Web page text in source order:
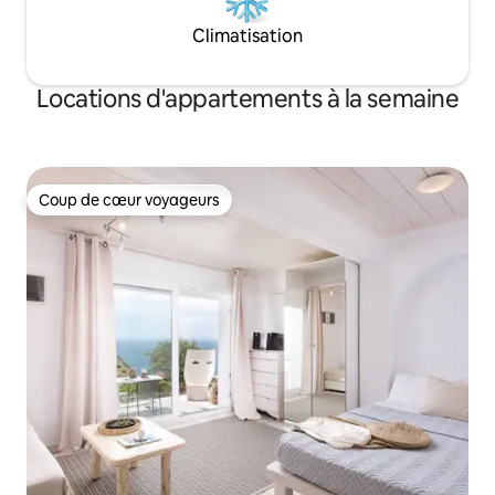
Climatisation
Locations d'appartements à la semaine
Coup de cœur voyageurs
Coup de cœur voyageurs